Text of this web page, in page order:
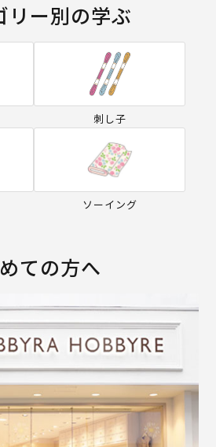
リー別の学ぶ
刺し子
ソーイング
ての方へ